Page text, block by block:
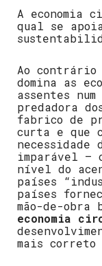
A economia
qual se
Ao contrário
domina as
assentes
predadora
fabrico de
curta e que
necessidade
imparável –
nível do
países
países
mão-de-
economia
mais correto